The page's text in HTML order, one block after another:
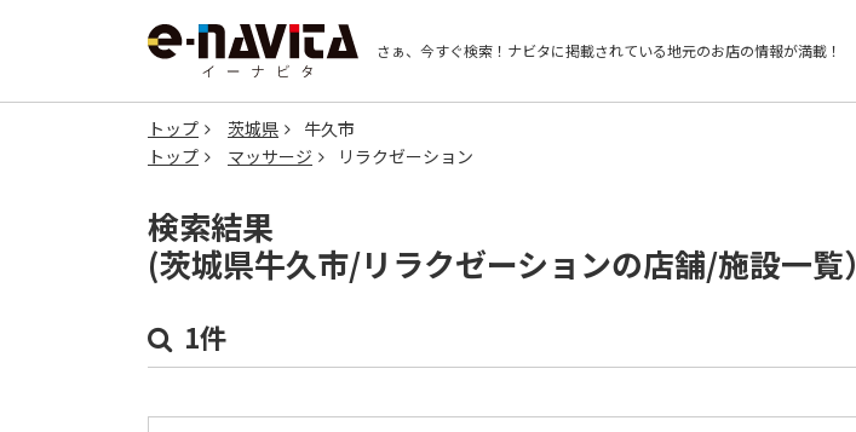
さぁ、今すぐ検索！ ナビタに掲載されている地元のお店の情報が満載！
トップ 茨城県
牛久市
トップ
マッサージ リラクゼーション
検索結果
(茨城県牛久市/リラクゼーションの店舗/施設一覧）
1件